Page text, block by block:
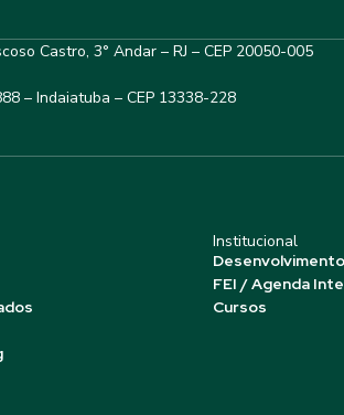
Castro, 3° Andar – RJ – CEP 20050-005
– Indaiatuba – CEP 13338-228
Institucional
FEI / Agenda
Cursos